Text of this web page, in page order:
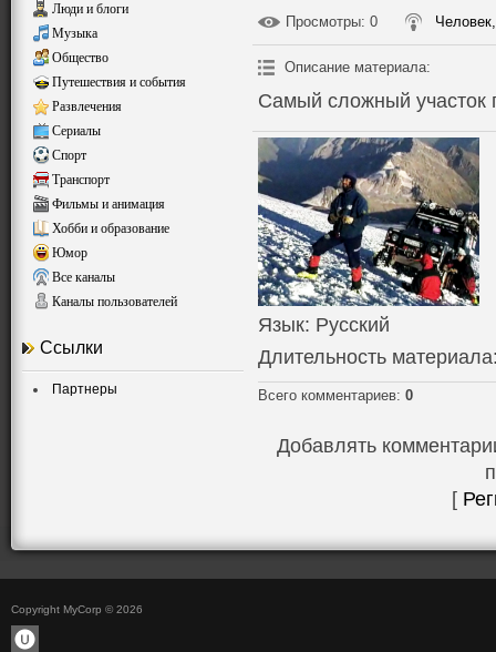
Люди и блоги
Музыка
Общество
Путешествия и события
Развлечения
Сериалы
Спорт
Транспорт
Фильмы и анимация
Хобби и образование
Юмор
Все каналы
Каналы пользователей
Ссылки
Партнеры
Просмотры: 0
Описание материала:
Самый сложный участок
Язык: Русский
Длительность материала
Всего комментариев: 0
Добавлять
[
Copyright MyCorp © 2026